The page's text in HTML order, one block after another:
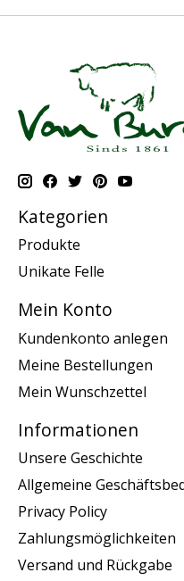
Kategorien
Produkte
Unikate Felle
Mein Konto
Kundenkonto anlegen
Meine Bestellungen
Mein Wunschzettel
Informationen
Unsere Geschichte
Allgemeine
Privacy Policy
Zahlungsmöglichkeiten
Versand und Rückgabe